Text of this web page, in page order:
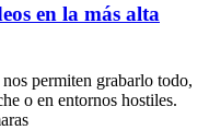
en la más alta
permiten grabarlo todo,
o en entornos hostiles.